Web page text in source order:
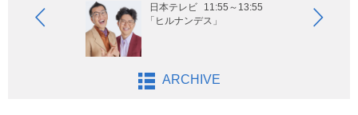
日本テレビ 11:55～13:55
「ヒルナンデス」
ARCHIVE